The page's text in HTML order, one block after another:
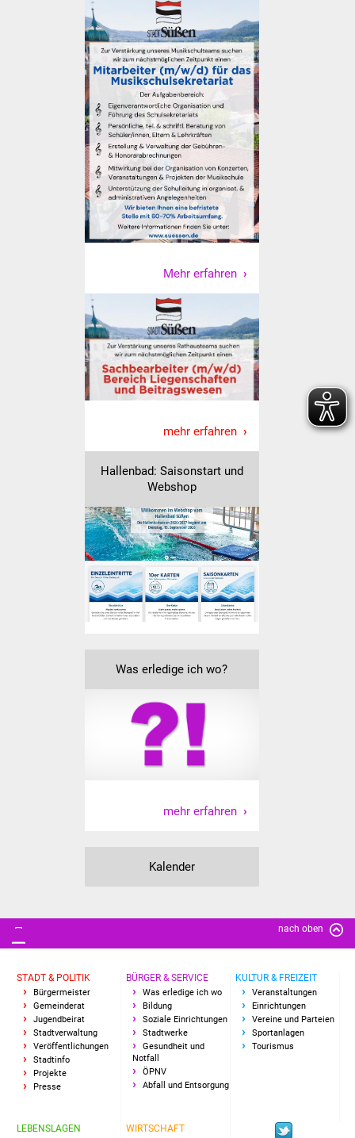
Bürgerhaus
Kulturhalle
Vereine und Parteien
Selbsteintrag Vereine
Beirat Süßener Vereine
Sportanlagen
Tourismus
Erlebnisregion
Route der
Industriekultur
Lebenslagen
Senioren
Stadtseniorenrat
Sommerwochen für
Ältere
Seniorenwohn- und
Pflegeheim
Familien
Kinder und Jugendliche
Schülerferienprogramm
Migration und Integration
Freundeskreis Asyl
Bauen in Süßen
Wohnimmobilien +
Baugrundstücke
Wirtschaft
Haushalt & Infos
Wirtschaftsförderung
Gewerbeimmobilien
Mehr erfahren
mehr erfahren
Hallenbad: Saisonstart und
Webshop
Was erledige ich wo?
mehr erfahren
Kalender
nach oben
STADT & POLITIK
Bürgermeister
Gemeinderat
Jugendbeirat
Stadtverwaltung
Veröffentlichungen
Stadtinfo
Projekte
Presse
BÜRGER & SERVICE
Was erledige ich wo
Bildung
Soziale Einrichtungen
Stadtwerke
Gesundheit und
Notfall
ÖPNV
Abfall und Entsorgung
KULTUR & FREIZEIT
Veranstaltungen
Einrichtungen
Vereine und Parteien
Sportanlagen
Tourismus
LEBENSLAGEN WIRTSCHAFT